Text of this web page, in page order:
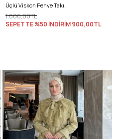
Üçlü Viskon Penye Takım 13205 - VİZON
1.800,00TL
SEPETTE %50 İNDİRİM900,00TL